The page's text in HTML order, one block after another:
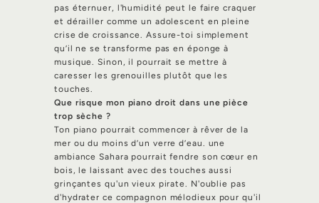
pas éternuer, l'humidité peut le faire craquer
et dérailler comme un adolescent en pleine
crise de croissance. Assure-toi simplement
qu’il ne se transforme pas en éponge à
musique. Sinon, il pourrait se mettre à
caresser les grenouilles plutôt que les
touches.
Que risque mon piano droit dans une pièce
trop sèche ?
Ton piano pourrait commencer à rêver de la
mer ou du moins d’un verre d’eau. une
ambiance Sahara pourrait fendre son cœur en
bois, le laissant avec des touches aussi
grinçantes qu'un vieux pirate. N'oublie pas
d'hydrater ce compagnon mélodieux pour qu'il